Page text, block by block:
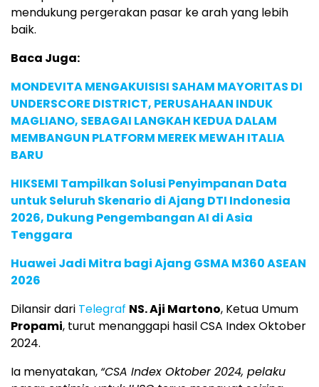
mendukung pergerakan pasar ke arah yang lebih
baik.
Baca Juga:
MONDEVITA MENGAKUISISI SAHAM MAYORITAS DI
UNDERSCORE DISTRICT, PERUSAHAAN INDUK
MAGLIANO, SEBAGAI LANGKAH KEDUA DALAM
MEMBANGUN PLATFORM MEREK MEWAH ITALIA
BARU
HIKSEMI Tampilkan Solusi Penyimpanan Data
untuk Seluruh Skenario di Ajang DTI Indonesia
2026, Dukung Pengembangan AI di Asia
Tenggara
Huawei Jadi Mitra bagi Ajang GSMA M360 ASEAN
2026
Dilansir dari Telegraf NS. Aji Martono, Ketua Umum
Propami, turut menanggapi hasil CSA Index Oktober
2024.
Ia menyatakan, “CSA Index Oktober 2024, pelaku